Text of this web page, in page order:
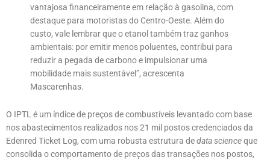
vantajosa financeiramente em relação à gasolina, com
destaque para motoristas do Centro-Oeste. Além do
custo, vale lembrar que o etanol também traz ganhos
ambientais: por emitir menos poluentes, contribui para
reduzir a pegada de carbono e impulsionar uma
mobilidade mais sustentável”, acrescenta
Mascarenhas.
O IPTL é um índice de preços de combustíveis levantado com base
nos abastecimentos realizados nos 21 mil postos credenciados da
Edenred Ticket Log, com uma robusta estrutura dedata scienceque
consolida o comportamento de preços das transações nos postos,